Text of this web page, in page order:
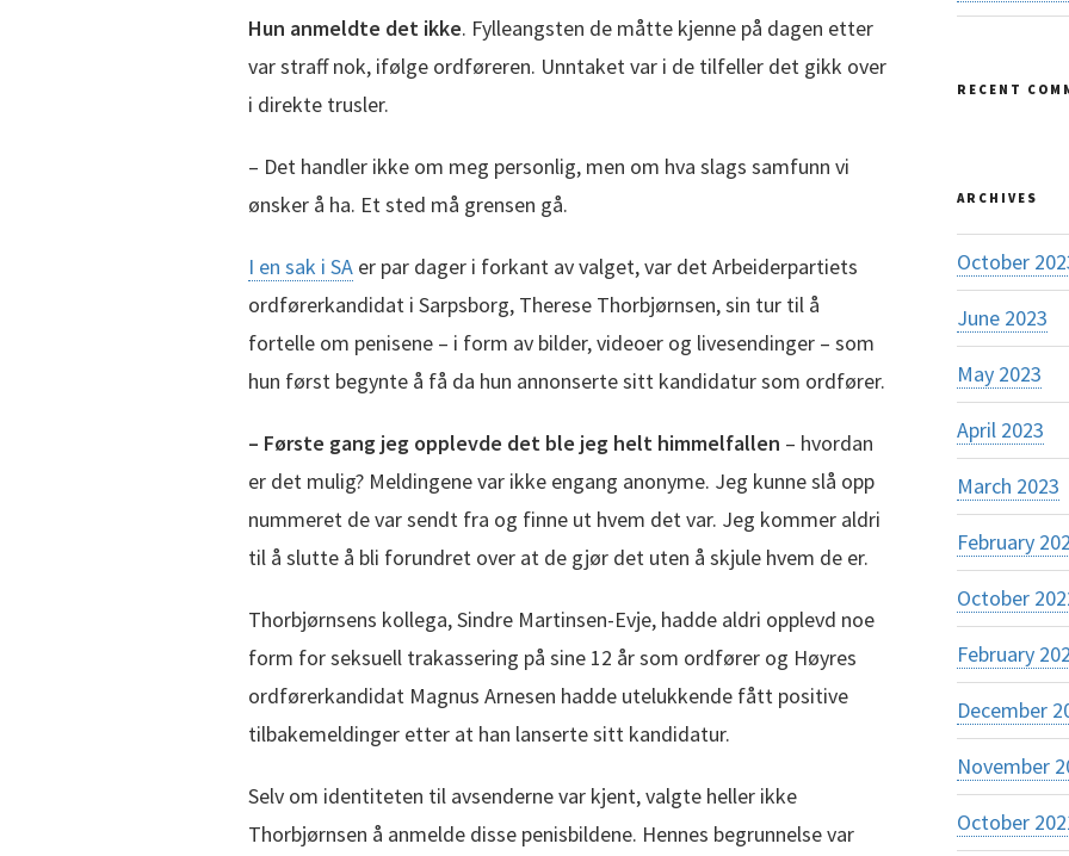
Hun anmeldte det ikke. Fylleangsten de måtte kjenne på dagen etter
var straff nok, ifølge ordføreren. Unntaket var i de tilfeller det gikk over
i direkte trusler.
– Det handler ikke om meg personlig, men om hva slags samfunn vi
ønsker å ha. Et sted må grensen gå.
I en sak i SA er par dager i forkant av valget, var det Arbeiderpartiets
ordførerkandidat i Sarpsborg, Therese Thorbjørnsen, sin tur til å
fortelle om penisene – i form av bilder, videoer og livesendinger – som
hun først begynte å få da hun annonserte sitt kandidatur som ordfører.
– Første gang jeg opplevde det ble jeg helt himmelfallen – hvordan
er det mulig? Meldingene var ikke engang anonyme. Jeg kunne slå opp
nummeret de var sendt fra og finne ut hvem det var. Jeg kommer aldri
til å slutte å bli forundret over at de gjør det uten å skjule hvem de er.
Thorbjørnsens kollega, Sindre Martinsen-Evje, hadde aldri opplevd noe
form for seksuell trakassering på sine 12 år som ordfører og Høyres
ordførerkandidat Magnus Arnesen hadde utelukkende fått positive
tilbakemeldinger etter at han lanserte sitt kandidatur.
Selv om identiteten til avsenderne var kjent, valgte heller ikke
Thorbjørnsen å anmelde disse penisbildene. Hennes begrunnelse var
RECENT
ARCHIVES
October
June 2023
May 2023
April 2023
March 2023
February
October
February
December
November
October